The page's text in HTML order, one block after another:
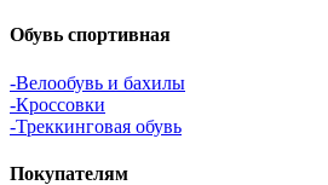
Обувь спортивная
-Велообувь и бахилы
-Кроссовки
-Треккинговая обувь
Покупателям